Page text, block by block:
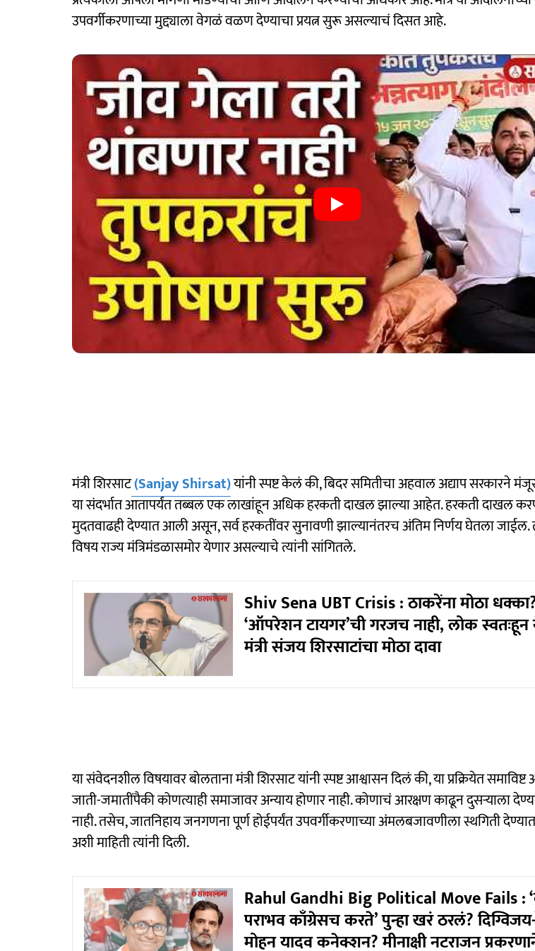
उपवर्गीकरणाच्या मुद्द्याला वेगळं वळण देण्याचा प्रयत्न सुरू असल्याचं दिसत आहे.
मंत्री शिरसाट(Sanjay Shirsat)यांनी स्पष्ट केलं की, बिदर समितीचा अहवाल अद्याप सरकारने
या संदर्भात आतापर्यंत तब्बल एक लाखांहून अधिक हरकती दाखल झाल्या आहेत. हरकती दाखल
मुदतवाढही देण्यात आली असून, सर्व हरकतींवर सुनावणी झाल्यानंतरच अंतिम निर्णय घेतला जाईल.
विषय राज्य मंत्रिमंडळासमोर येणार असल्याचे त्यांनी सांगितले.
Shiv Sena UBT Crisis : ठाकरेंना मोठा
‘ऑपरेशन टायगर’ची गरजच नाही, लोक
मंत्री संजय शिरसाटांचा मोठा दावा
या संवेदनशील विषयावर बोलताना मंत्री शिरसाट यांनी स्पष्ट आश्वासन दिलं की, या प्रक्रियेत
जाती-जमातींपैकी कोणत्याही समाजावर अन्याय होणार नाही. कोणाचं आरक्षण काढून दुसऱ्याला
नाही. तसेच, जातनिहाय जनगणना पूर्ण होईपर्यंत उपवर्गीकरणाच्या अंमलबजावणीला स्थगिती
अशी माहिती त्यांनी दिली.
Rahul Gandhi Big Political Move Fails :
पराभव काँग्रेसच करते’ पुन्हा खरं ठरलं?
मोहन यादव कनेक्शन? मीनाक्षी नटराजन